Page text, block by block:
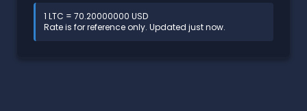
1 LTC = 70.20000000 USD
Rate is for reference only. Updated just now.